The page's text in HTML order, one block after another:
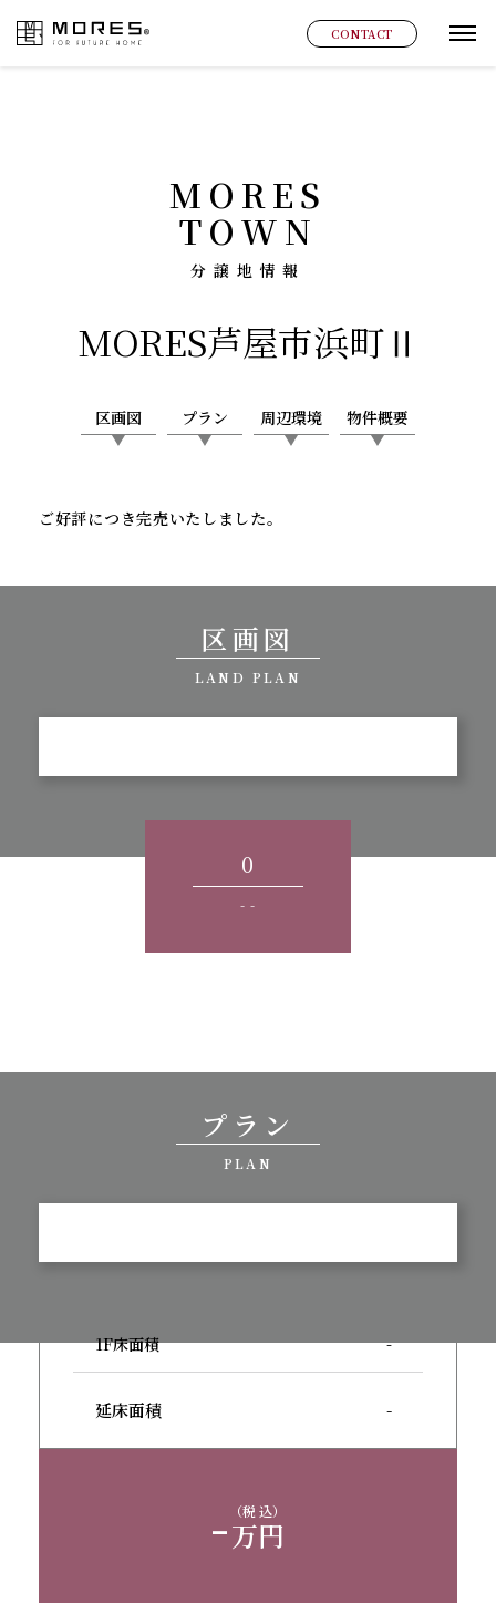
MORES CONTACT グ
MORES
TOWN
分譲地情報
MORES芦屋市浜町Ⅱ
区画図 プラン 周辺環境 物件概要
ご好評につき完売いたしました。
区画図
LAND PLAN
0
- -
プラン
PLAN
1F床面積 -
延床面積 -
-万円
（税 込）